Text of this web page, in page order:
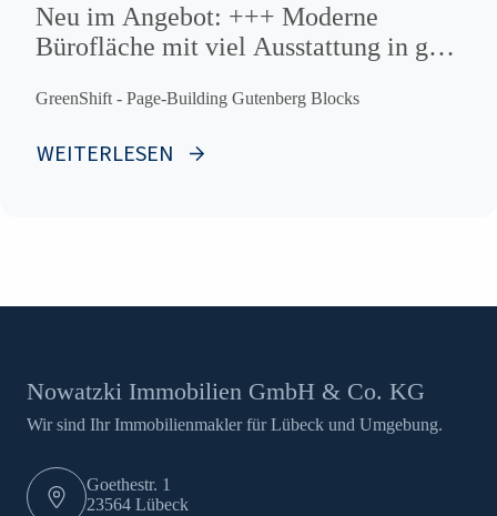
Neu im Angebot: +++ Moderne
Bürofläche mit viel Ausstattung in gut
GreenShift - Page-Building Gutenberg Blocks
WEITERLESEN
Nowatzki Immobilien GmbH & Co. KG
Wir sind Ihr Immobilienmakler für Lübeck und Umgebung.
Goethestr. 1
23564 Lübeck